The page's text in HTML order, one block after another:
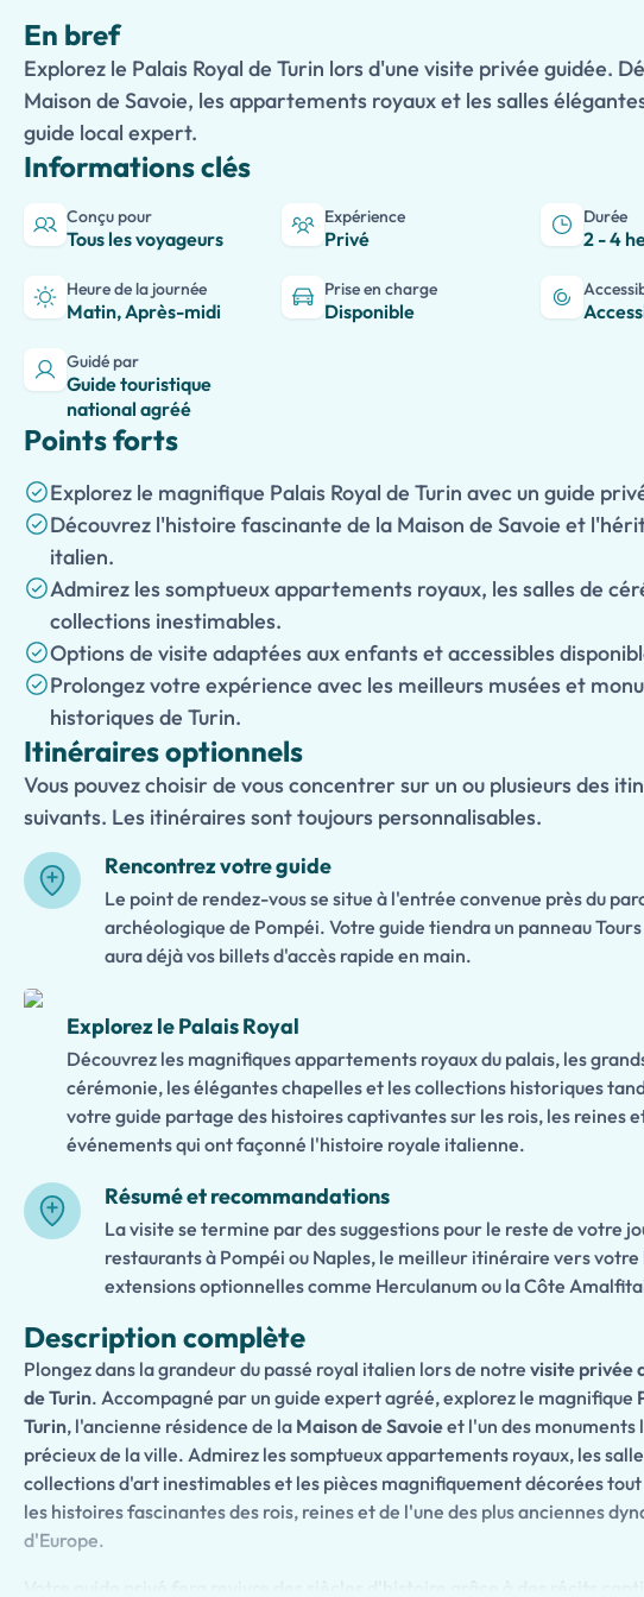
En bref
Explorez le Palais Royal de Turin lors d'une visite privée guidée.
Maison de Savoie, les appartements royaux et les salles
guide local expert.
Informations clés
Conçu pour
Tous les voyageurs
Expérience
Privé
Durée
2 - 4
Heure de la journée
Matin, Après-midi
Prise en charge
Disponible
Guidé par
Guide touristique
national agréé
Points forts
Explorez le magnifique Palais Royal de Turin avec un guide
Découvrez l'histoire fascinante de la Maison de Savoie et
italien.
Admirez les somptueux appartements royaux, les salles de
collections inestimables.
Options de visite adaptées aux enfants et accessibles
Prolongez votre expérience avec les meilleurs musées et
historiques de Turin.
Itinéraires optionnels
Vous pouvez choisir de vous concentrer sur un ou plusieurs des
suivants. Les itinéraires sont toujours personnalisables.
Rencontrez votre guide
Le point de rendez-vous se situe à l'entrée convenue près du
archéologique de Pompéi. Votre guide tiendra un panneau
aura déjà vos billets d'accès rapide en main.
Explorez le Palais Royal
Découvrez les magnifiques appartements royaux du palais, les
cérémonie, les élégantes chapelles et les collections historiques
votre guide partage des histoires captivantes sur les rois, les reines
événements qui ont façonné l'histoire royale italienne.
Résumé et recommandations
La visite se termine par des suggestions pour le reste de votre
restaurants à Pompéi ou Naples, le meilleur itinéraire vers
extensions optionnelles comme Herculanum ou la Côte
Description complète
Plongez dans la grandeur du passé royal italien lors de notre visite privée
de Turin. Accompagné par un guide expert agréé, explorez le magnifique
Turin, l'ancienne résidence de la Maison de Savoieet l'un des monuments
précieux de la ville. Admirez les somptueux appartements royaux, les
collections d'art inestimables et les pièces magnifiquement décorées
les histoires fascinantes des rois, reines et de l'une des plus anciennes
d'Europe.